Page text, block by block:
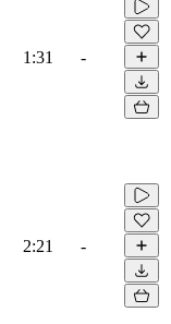
1:31 -
2:21 -